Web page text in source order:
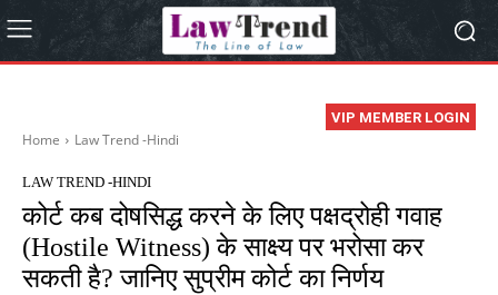
VIP MEMBER LOGIN
Home Law Trend -Hindi
LAW TREND -HINDI
कोर्ट कब दोषसिद्ध करने के लिए पक्षद्रोही गवाह
(Hostile Witness) के साक्ष्य पर भरोसा कर
सकती है? जानिए सुप्रीम कोर्ट का निर्णय